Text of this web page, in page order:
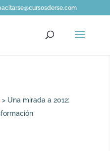
> Una mirada a 2012: